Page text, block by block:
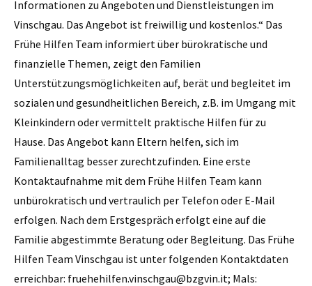
Informationen zu Angeboten und Dienstleistungen im
Vinschgau. Das Angebot ist freiwillig und kostenlos.“ Das
Frühe Hilfen Team informiert über bürokratische und
finanzielle Themen, zeigt den Familien
Unterstützungsmöglichkeiten auf, berät und begleitet im
sozialen und gesundheitlichen Bereich, z.B. im Umgang mit
Kleinkindern oder vermittelt praktische Hilfen für zu
Hause. Das Angebot kann Eltern helfen, sich im
Familienalltag besser zurechtzufinden. Eine erste
Kontaktaufnahme mit dem Frühe Hilfen Team kann
unbürokratisch und vertraulich per Telefon oder E-Mail
erfolgen. Nach dem Erstgespräch erfolgt eine auf die
Familie abgestimmte Beratung oder Begleitung. Das Frühe
Hilfen Team Vinschgau ist unter folgenden Kontaktdaten
erreichbar: fruehehilfen.vinschgau@bzgvin.it; Mals: